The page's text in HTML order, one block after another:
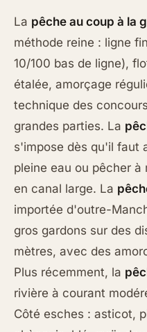
La pêche au coup à la
méthode reine : ligne
10/100 bas de ligne),
étalée, amorçage
technique des
grandes parties. La
s'impose dès qu'il faut
pleine eau ou pêcher
en canal large. La
importée d'outre-
gros gardons sur des
mètres, avec des
Plus récemment, la
rivière à courant
Côté esches : asticot,